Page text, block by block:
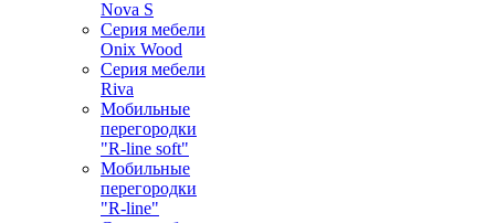
Nova S
Серия мебели
Onix Wood
Серия мебели
Riva
Мобильные
перегородки
"R-line soft"
Мобильные
перегородки
"R-line"